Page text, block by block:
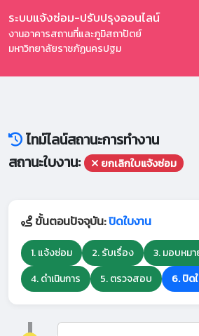
ระบบแจ้งซ่อม-ปรับปรุงออนไลน์
งานอาคารสถานที่และภูมิสถาปัตย์
มหาวิทยาลัยราชภัฏนครปฐม
ไทม์ไลน์สถานะการทำงาน
สถานะใบงาน:
ยกเลิกใบแจ้งซ่อม
ขั้นตอนปัจจุบัน:ปิดใบงาน
1. แจ้งซ่อม 2. รับเรื่อง
3. มอบหม
4. ดำเนินการ
5. ตรวจสอบ 6. ปิด